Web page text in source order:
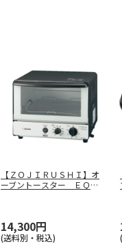
【ＺＯＪＩＲＵＳＨＩ】オ
ーブントースター ＥＱ－
14,300円
(送料別・税込)